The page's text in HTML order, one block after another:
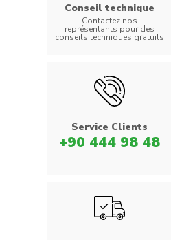
Conseil technique
Contactez nos
représentants pour des
conseils techniques gratuits
Service Clients
+90 444 98 48